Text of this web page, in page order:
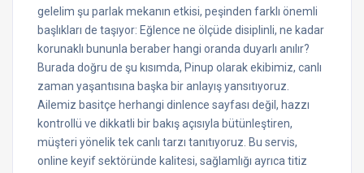
gelelim şu parlak mekanın etkisi, peşinden farklı önemli
başlıkları de taşıyor: Eğlence ne ölçüde disiplinli, ne kadar
korunaklı bununla beraber hangi oranda duyarlı anılır?
Burada doğru de şu kısımda, Pinup olarak ekibimiz, canlı
zaman yaşantısına başka bir anlayış yansıtıyoruz.
Ailemiz basitçe herhangi dinlence sayfası değil, hazzı
kontrollü ve dikkatli bir bakış açısıyla bütünleştiren,
müşteri yönelik tek canlı tarzı tanıtıyoruz. Bu servis,
online keyif sektöründe kalitesi, sağlamlığı ayrıca titiz